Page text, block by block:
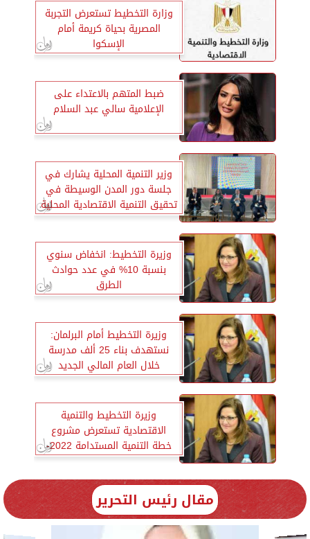
وزارة التخطيط تستعرض التجربة
المصرية بحياة كريمة أمام
الإسكوا
ضبط المتهم بالاعتداء على
الإعلامية سالي عبد السلام
وزير التنمية المحلية يشارك في
جلسة دور المدن الوسيطة في
تحقيق التنمية الاقتصادية المحلية
وزيرة التخطيط: انخفاض سنوي
بنسبة 10% في عدد حوادث
الطرق
وزيرة التخطيط أمام البرلمان:
نستهدف بناء 25 ألف مدرسة
خلال العام المالي الجديد
وزيرة التخطيط والتنمية
الاقتصادية تستعرض مشروع
خطة التنمية المستدامة 2022-
2023 باجتماع لجنة الخطة
والموازنة بمجلس النواب
مقال رئيس التحرير